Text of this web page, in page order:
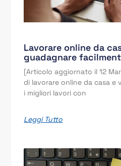
Lavorare online da
guadagnare
[Articolo aggiornato il 12
di lavorare online da casa e
i migliori lavori con
Leggi Tutto